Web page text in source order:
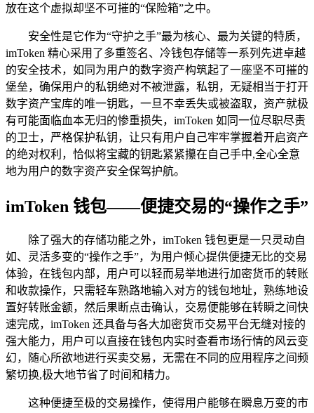
放在这个虚拟却坚不可摧的“保险箱”之中。
安全性是它作为“守护之手”最为核心、最为关键的特质，
imToken 精心采用了多重签名、冷钱包存储等一系列先进卓越
的安全技术，如同为用户的数字资产构筑起了一座坚不可摧的
堡垒，确保用户的私钥绝对不被泄露，私钥，无疑相当于打开
数字资产宝库的唯一钥匙，一旦不幸丢失或被盗取，资产就极
有可能面临血本无归的惨重损失，imToken 如同一位尽职尽责
的卫士，严格保护私钥，让只有用户自己牢牢掌握着开启资产
的绝对权利，恰似将宝藏的钥匙紧紧攥在自己手中,全心全意
地为用户的数字资产安全保驾护航。
imToken 钱包——便捷交易的“操作之手”
除了强大的存储功能之外，imToken 钱包更是一只灵动自
如、灵活多变的“操作之手”，为用户倾心提供便捷无比的交易
体验，在钱包内部，用户可以轻而易举地进行加密货币的转账
和收款操作，只需轻车熟路地输入对方的钱包地址，熟练地设
置好转账金额，然后果断点击确认，交易便能够在转瞬之间快
速完成，imToken 还具备与各大加密货币交易平台无缝对接的
强大能力，用户可以直接在钱包内实时查看市场行情的风云变
幻，随心所欲地进行买卖交易，无需在不同的应用程序之间频
繁切换,极大地节省了时间和精力。
这种便捷至极的交易操作，使得用户能够在瞬息万变的市